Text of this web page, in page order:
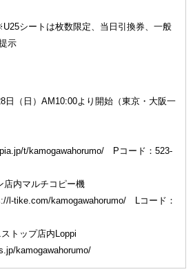
シートは枚数限定、当日引換券、一般
示
日（日）AM10:00より開始（東京・大阪一
t/kamogawahorumo/ Pコード：523-
店内マルチコピー機
l-tike.com/kamogawahorumo/ Lコード：
トップ店内Loppi
kamogawahorumo/